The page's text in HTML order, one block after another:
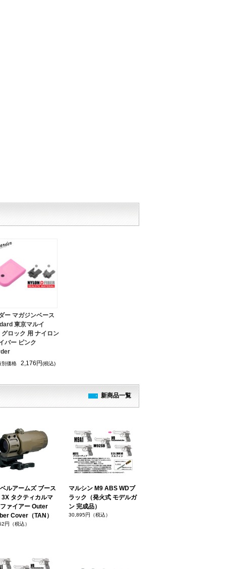
ー マガジンベース
東京マルイ
ロック 用 ナイロン
バー ピンク
別価格 2,176円(税込)
新商品一覧
ルアームズ ブース
3X タクティカルマ
ァイアー Outer
Cover（TAN）
円（税込）
マルシン M9 ABS WDブ
ラック（発火式 モデルガ
ン 完成品）
30,895円（税込）